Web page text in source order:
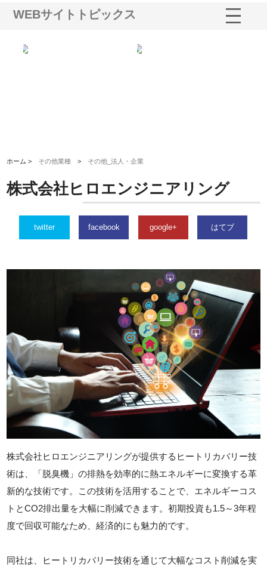
WEBサイトトピックス
ホーム > その他業種 > その他_法人・企業
株式会社ヒロエンジニアリング
twitter facebook google+ はてブ
株式会社ヒロエンジニアリングが提供するヒートリカバリー技
術は、「脱臭機」の排熱を効率的に熱エネルギーに変換する革
新的な技術です。この技術を活用することで、エネルギーコス
トとCO2排出量を大幅に削減できます。初期投資も1.5～3年程
度で回収可能なため、経済的にも魅力的です。
同社は、ヒートリカバリー技術を通じて大幅なコスト削減を実